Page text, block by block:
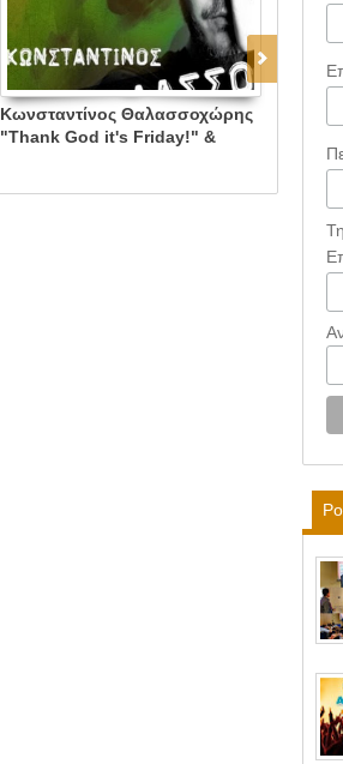
Κωνσταντίνος Θαλασσοχώρης
"Thank God it's Friday!" &
ΣΕ
2013 !!